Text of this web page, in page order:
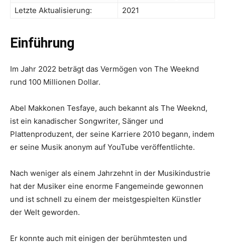
Letzte Aktualisierung:
2021
Einführung
Im Jahr 2022 beträgt das Vermögen von The Weeknd
rund 100 Millionen Dollar.
Abel Makkonen Tesfaye, auch bekannt als The Weeknd,
ist ein kanadischer Songwriter, Sänger und
Plattenproduzent, der seine Karriere 2010 begann, indem
er seine Musik anonym auf YouTube veröffentlichte.
Nach weniger als einem Jahrzehnt in der Musikindustrie
hat der Musiker eine enorme Fangemeinde gewonnen
und ist schnell zu einem der meistgespielten Künstler
der Welt geworden.
Er konnte auch mit einigen der berühmtesten und